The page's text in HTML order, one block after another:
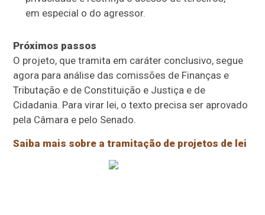
em especial o do agressor.
Próximos passos
O projeto, que tramita em caráter conclusivo, segue
agora para análise das comissões de Finanças e
Tributação e de Constituição e Justiça e de
Cidadania. Para virar lei, o texto precisa ser aprovado
pela Câmara e pelo Senado.
Saiba mais sobre a tramitação de projetos de lei